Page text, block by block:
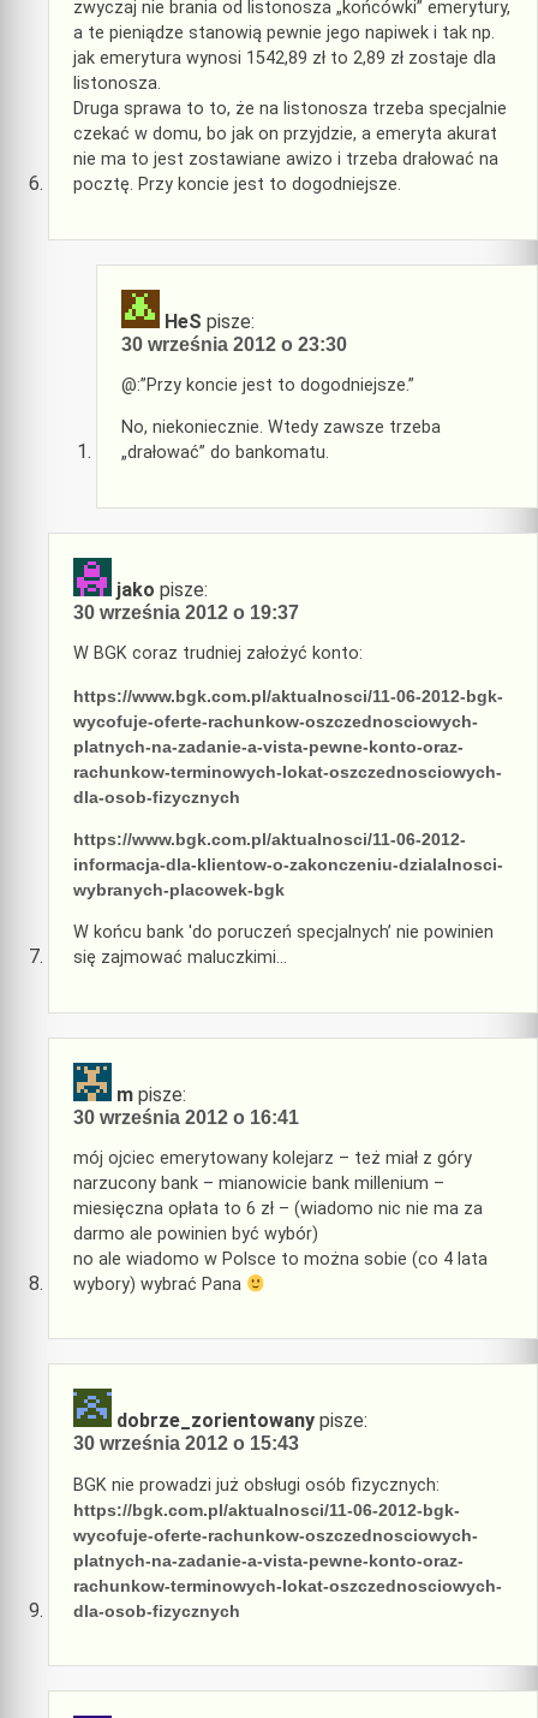
zwyczaj nie brania od listonosza „końcówki” emerytury,
a te pieniądze stanowią pewnie jego napiwek i tak np.
jak emerytura wynosi 1542,89 zł to 2,89 zł zostaje dla
listonosza.
Druga sprawa to to, że na listonosza trzeba specjalnie
czekać w domu, bo jak on przyjdzie, a emeryta akurat
nie ma to jest zostawiane awizo i trzeba drałować na
pocztę. Przy koncie jest to dogodniejsze.
HeS pisze:
30 września 2012 o 23:30
@:”Przy koncie jest to dogodniejsze.”
No, niekoniecznie. Wtedy zawsze trzeba
„drałować” do bankomatu.
jako pisze:
30 września 2012 o 19:37
W BGK coraz trudniej założyć konto:
https://www.bgk.com.pl/aktualnosci/11-06-2012-bgk-
wycofuje-oferte-rachunkow-oszczednosciowych-
platnych-na-zadanie-a-vista-pewne-konto-oraz-
rachunkow-terminowych-lokat-oszczednosciowych-
dla-osob-fizycznych
https://www.bgk.com.pl/aktualnosci/11-06-2012-
informacja-dla-klientow-o-zakonczeniu-dzialalnosci-
wybranych-placowek-bgk
W końcu bank 'do poruczeń specjalnych’ nie powinien
się zajmować maluczkimi…
m pisze:
30 września 2012 o 16:41
mój ojciec emerytowany kolejarz – też miał z góry
narzucony bank – mianowicie bank millenium –
miesięczna opłata to 6 zł – (wiadomo nic nie ma za
darmo ale powinien być wybór)
no ale wiadomo w Polsce to można sobie (co 4 lata
wybory) wybrać Pana
dobrze_zorientowany pisze:
30 września 2012 o 15:43
BGK nie prowadzi już obsługi osób fizycznych:
https://bgk.com.pl/aktualnosci/11-06-2012-bgk-
wycofuje-oferte-rachunkow-oszczednosciowych-
platnych-na-zadanie-a-vista-pewne-konto-oraz-
rachunkow-terminowych-lokat-oszczednosciowych-
dla-osob-fizycznych